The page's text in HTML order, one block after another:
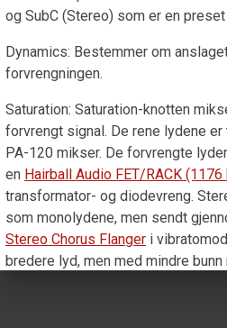
og SubC (Stereo) som er en
Dynamics: Bestemmer om
forvrengningen.
Saturation: Saturation-knotten
forvrengt signal. De rene lydene
PA-120 mikser. De forvrengte
en Hairball Audio FET/RACK
transformator- og diodevreng.
som monolydene, men sendt
Stereo Chorus Flanger i
bredere lyd, men med mindre